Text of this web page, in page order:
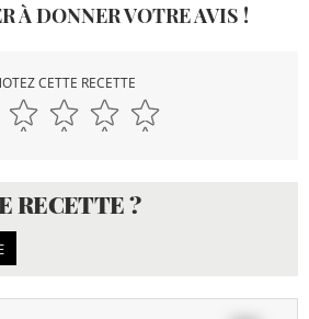
À DONNER VOTRE AVIS !
CETTE RECETTE
RECETTE ?